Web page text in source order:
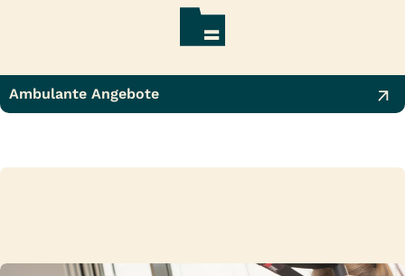
Ambulante Angebote